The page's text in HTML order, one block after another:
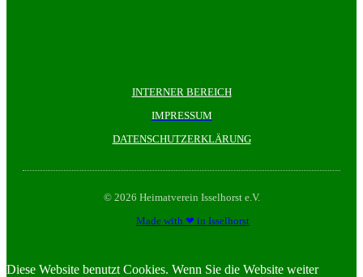
INTERNER BEREICH
IMPRESSUM
DATENSCHUTZERKLÄRUNG
© 2026 Heimatverein Isselhorst e.V.
Made with ❤ in Isselhorst
Diese Website benutzt Cookies. Wenn Sie die Website weiter